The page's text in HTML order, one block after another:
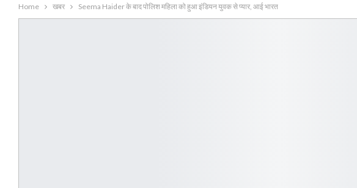
Home खबर Seema Haider के बाद पोलिश महिला को हुआ इंडियन युवक से प्यार, आई भारत